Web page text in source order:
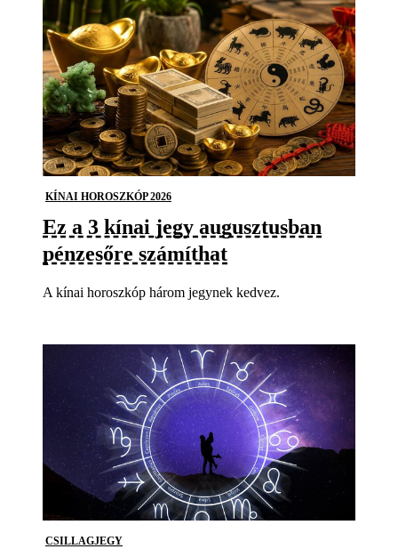
KÍNAI HOROSZKÓP 2026
Ez a 3 kínai jegy augusztusban
pénzesőre számíthat
A kínai horoszkóp három jegynek kedvez.
CSILLAGJEGY